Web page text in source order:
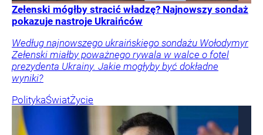
Zełenski mógłby stracić władzę? Najnowszy sondaż
pokazuje nastroje Ukraińców
Według najnowszego ukraińskiego sondażu Wołodymyr
Zełenski miałby poważnego rywala w walce o fotel
prezydenta Ukrainy. Jakie mogłyby być dokładne
wyniki?
PolitykaŚwiatŻycie